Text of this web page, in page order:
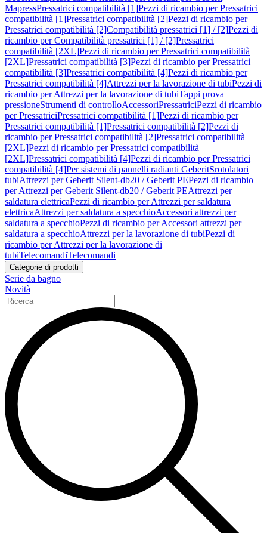
MapressPressatrici compatibilità [1]Pezzi di ricambio per Pressatrici
compatibilità [1]Pressatrici compatibilità [2]Pezzi di ricambio per
Pressatrici compatibilità [2]Compatibilità pressatrici [1] / [2]Pezzi di
ricambio per Compatibilità pressatrici [1] / [2]Pressatrici
compatibilità [2XL]Pezzi di ricambio per Pressatrici compatibilità
[2XL]Pressatrici compatibilità [3]Pezzi di ricambio per Pressatrici
compatibilità [3]Pressatrici compatibilità [4]Pezzi di ricambio per
Pressatrici compatibilità [4]Attrezzi per la lavorazione di tubiPezzi di
ricambio per Attrezzi per la lavorazione di tubiTappi prova
pressioneStrumenti di controlloAccessoriPressatriciPezzi di ricambio
per PressatriciPressatrici compatibilità [1]Pezzi di ricambio per
Pressatrici compatibilità [1]Pressatrici compatibilità [2]Pezzi di
ricambio per Pressatrici compatibilità [2]Pressatrici compatibilità
[2XL]Pezzi di ricambio per Pressatrici compatibilità
[2XL]Pressatrici compatibilità [4]Pezzi di ricambio per Pressatrici
compatibilità [4]Per sistemi di pannelli radianti GeberitSrotolatori
tubiAttrezzi per Geberit Silent-db20 / Geberit PEPezzi di ricambio
per Attrezzi per Geberit Silent-db20 / Geberit PEAttrezzi per
saldatura elettricaPezzi di ricambio per Attrezzi per saldatura
elettricaAttrezzi per saldatura a specchioAccessori attrezzi per
saldatura a specchioPezzi di ricambio per Accessori attrezzi per
saldatura a specchioAttrezzi per la lavorazione di tubiPezzi di
ricambio per Attrezzi per la lavorazione di
tubiTelecomandiTelecomandi
Categorie di prodotti
Serie da bagno
Novità